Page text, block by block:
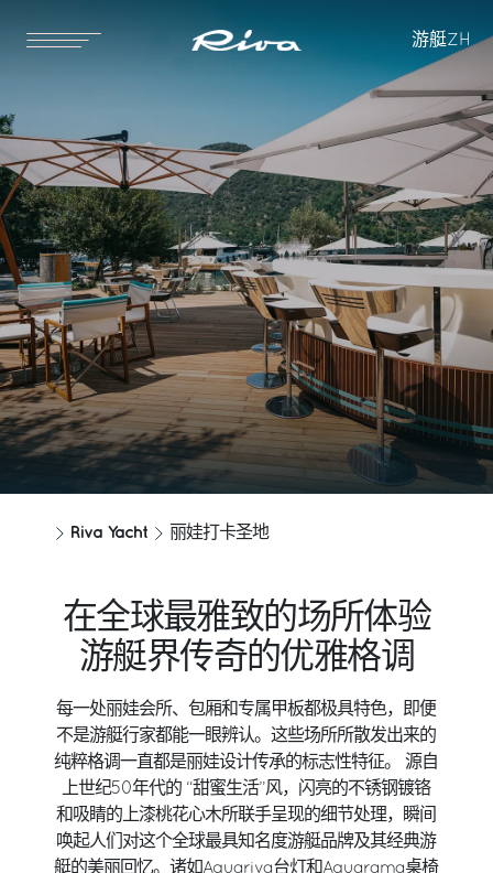
游艇ZH
Riva Yacht 丽娃打卡圣地
在全球最雅致的场所体验
游艇界传奇的优雅格调
每一处丽娃会所、包厢和专属甲板都极具特色，即便
不是游艇行家都能一眼辨认。这些场所所散发出来的
纯粹格调一直都是丽娃设计传承的标志性特征。 源自
上世纪50年代的 “甜蜜生活”风，闪亮的不锈钢镀铬
和吸睛的上漆桃花心木所联手呈现的细节处理，瞬间
唤起人们对这个全球最具知名度游艇品牌及其经典游
艇的美丽回忆。诸如Aquariva台灯和Aquarama桌椅